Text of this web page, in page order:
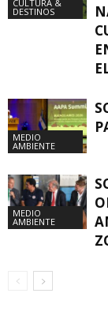
CULTURA &
DESTINOS
MEDIO
AMBIENTE
MEDIO
AMBIENTE